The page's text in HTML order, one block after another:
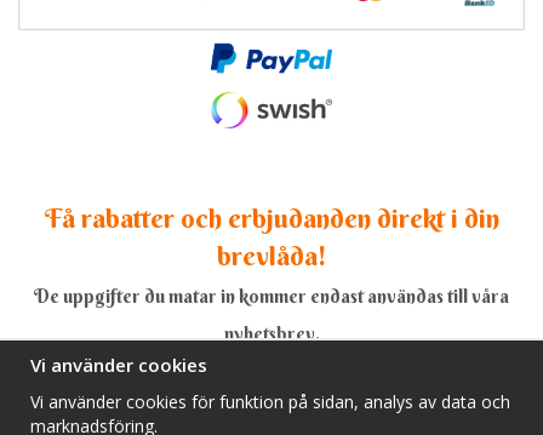
Få rabatter och erbjudanden direkt i din
brevlåda!
De uppgifter du matar in kommer endast användas till våra
nyhetsbrev.
Vi använder cookies
Vi använder cookies för funktion på sidan, analys av data och
marknadsföring.